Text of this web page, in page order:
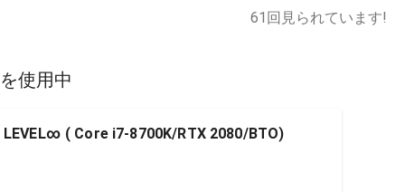
61 回見られています!
使用中
LEVEL∞ ( Core i7-8700K/RTX 2080/BTO)